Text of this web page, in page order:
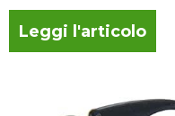
Leggi l'articolo